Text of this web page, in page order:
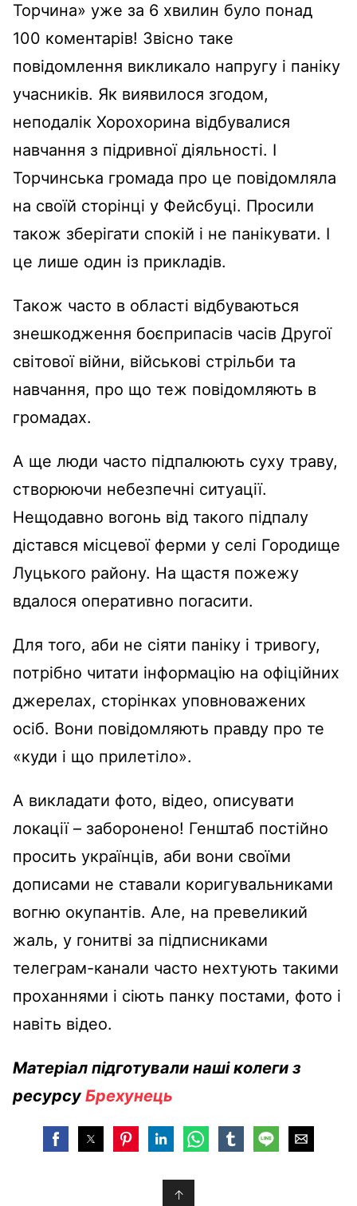
Торчина» уже за 6 хвилин було понад
100 коментарів! Звісно таке
повідомлення викликало напругу і паніку
учасників. Як виявилося згодом,
неподалік Хорохорина відбувалися
навчання з підривної діяльності. І
Торчинська громада про це повідомляла
на своїй сторінці у Фейсбуці. Просили
також зберігати спокій і не панікувати. І
це лише один із прикладів.
Також часто в області відбуваються
знешкодження боєприпасів часів Другої
світової війни, військові стрільби та
навчання, про що теж повідомляють в
громадах.
А ще люди часто підпалюють суху траву,
створюючи небезпечні ситуації.
Нещодавно вогонь від такого підпалу
дістався місцевої ферми у селі Городище
Луцького району. На щастя пожежу
вдалося оперативно погасити.
Для того, аби не сіяти паніку і тривогу,
потрібно читати інформацію на офіційних
джерелах, сторінках уповноважених
осіб. Вони повідомляють правду про те
«куди і що прилетіло».
А викладати фото, відео, описувати
локації – заборонено! Генштаб постійно
просить українців, аби вони своїми
дописами не ставали коригувальниками
вогню окупантів. Але, на превеликий
жаль, у гонитві за підписниками
телеграм-канали часто нехтують такими
проханнями і сіють панку постами, фото і
навіть відео.
Матеріал підготували наші колеги з
ресурсу Брехунець
↑